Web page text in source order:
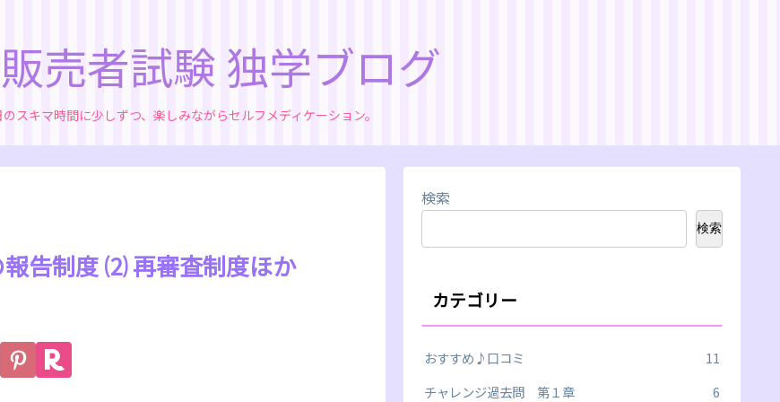
売者試験 独学ブログ
のスキマ時間に少しずつ、楽しみながらセルフメディケーション。
告制度 ⑵ 再審査制度ほか
検索
検索
カテゴリー
おすすめ♪口コミ
11
チャレンジ過去問 第１章
6